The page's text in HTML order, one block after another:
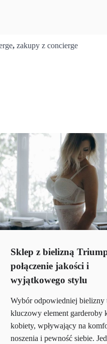
, zakupy z concierge
Sklep z bielizną
połączenie jakości i
wyjątkowego stylu
Wybór odpowiedniej bielizny
kluczowy element garderoby
kobiety, wpływający na
noszenia i pewność siebie.